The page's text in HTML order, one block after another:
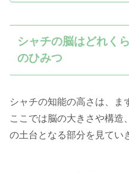
シャチの脳はどれく
のひみつ
シャチの知能の高さは、ま
ここでは脳の大きさや構造
の土台となる部分を見てい